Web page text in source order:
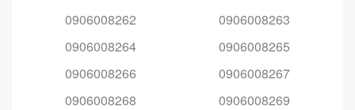
0906008262
0906008263
0906008264
0906008265
0906008266
0906008267
0906008268
0906008269